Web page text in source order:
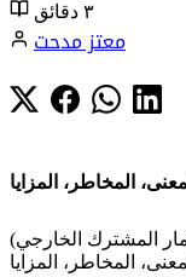
٣ دقائق
معتز مدحت
المخاطر، المزايا
المخاطر، المزايا